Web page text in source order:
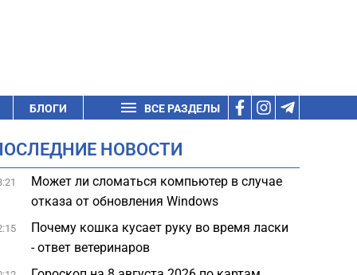
БЛОГИ ВСЕ РАЗДЕЛЫ
НОВОСТИ
Может ли сломаться компьютер в случае
отказа от обновления Windows
Почему кошка кусает руку во время ласки
- ответ ветеринаров